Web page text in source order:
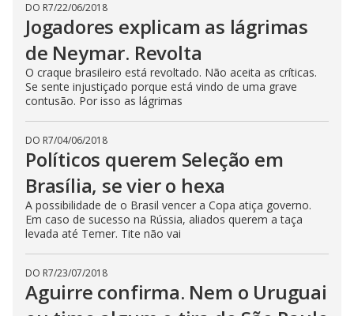
DO R7/22/06/2018
Jogadores explicam as lágrimas
de Neymar. Revolta
O craque brasileiro está revoltado. Não aceita as críticas.
Se sente injustiçado porque está vindo de uma grave
contusão. Por isso as lágrimas
DO R7/04/06/2018
Políticos querem Seleção em
Brasília, se vier o hexa
A possibilidade de o Brasil vencer a Copa atiça governo.
Em caso de sucesso na Rússia, aliados querem a taça
levada até Temer. Tite não vai
DO R7/23/07/2018
Aguirre confirma. Nem o Uruguai